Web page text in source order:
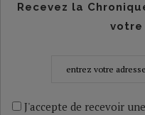
Recevez la
votre
J'accepte de recevoir